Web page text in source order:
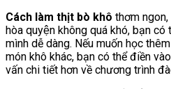
Cách làm thịt bò khô thơm
hòa quyện không quá khó, bạn
mình dễ dàng. Nếu muốn học
món khô khác, bạn có thể điền
vấn chi tiết hơn về chương trình